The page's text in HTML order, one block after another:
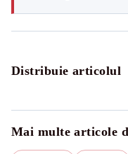
Distribuie articolul
Mai multe articole